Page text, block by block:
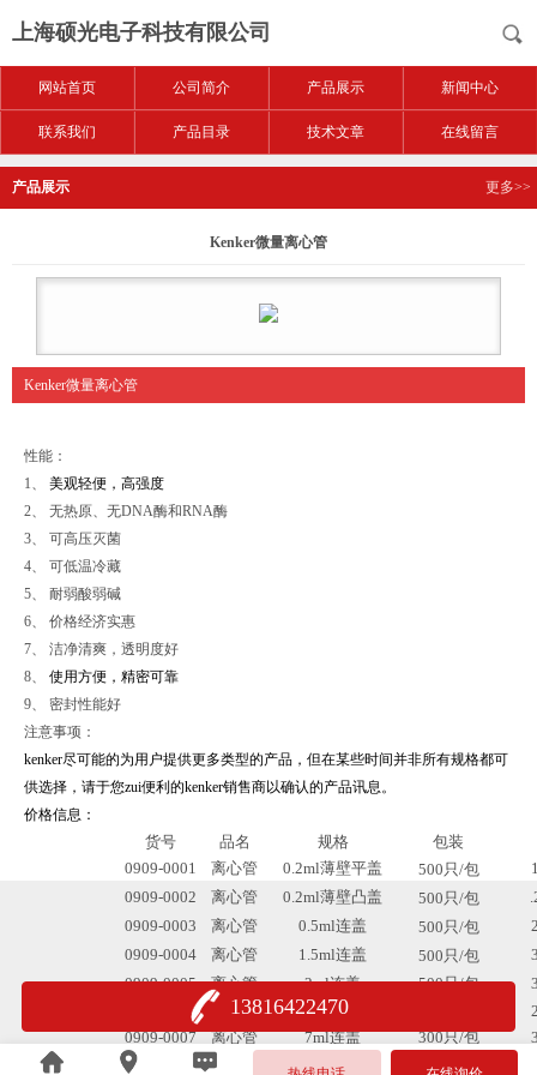
上海硕光电子科技有限公司
网站首页 公司简介 产品展示 新闻中心
联系我们 产品目录 技术文章 在线留言
产品展示 更多>>
Kenker微量离心管
Kenker微量离心管
性能：
1、 美观轻便，高强度
2、 无热原、无DNA酶和RNA酶
3、 可高压灭菌
4、 可低温冷藏
5、 耐弱酸弱碱
6、 价格经济实惠
7、 洁净清爽，透明度好
8、 使用方便，精密可靠
9、 密封性能好
注意事项：
kenker尽可能的为用户提供更多类型的产品，但在某些时间并非所有规格都可
供选择，请于您zui便利的kenker销售商以确认的产品讯息。
价格信息：
货号 品名 规格
包装
0909-0001
离心管 0.2ml薄壁平盖 500 只/包
0909-0002
离心管 0.2ml薄壁凸盖 500 只/包
0909-0003
离心管 0.5ml连盖 500 只/包
0909-0004
离心管 1.5ml连盖 500 只/包
0909-0005
离心管 2ml连盖 500只/包
0909-0006
离心管 5ml连盖
0909-0007
离心管 7ml连盖 300只/包
13816422470
沪公网安备 31011002005640号